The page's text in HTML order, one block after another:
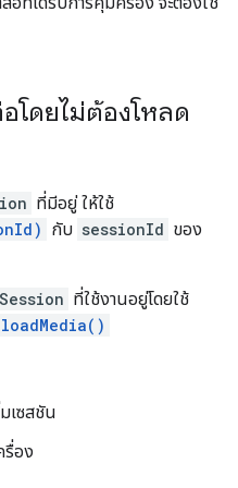
โดยไม่ต้องโหลด
ที่มีอยู่ ให้ใช้
กับ sessionId ของ
ที่ใช้งานอยู่โดยใช้
loadMedia()
เซสชัน
รื่อง